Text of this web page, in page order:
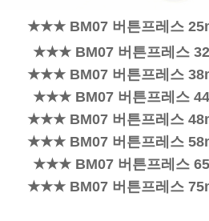
★★★ BM07 버튼프레스
★★★ BM07 버튼프레스
★★★ BM07 버튼프레스
★★★ BM07 버튼프레스
★★★ BM07 버튼프레스
★★★ BM07 버튼프레스
★★★ BM07 버튼프레스
★★★ BM07 버튼프레스